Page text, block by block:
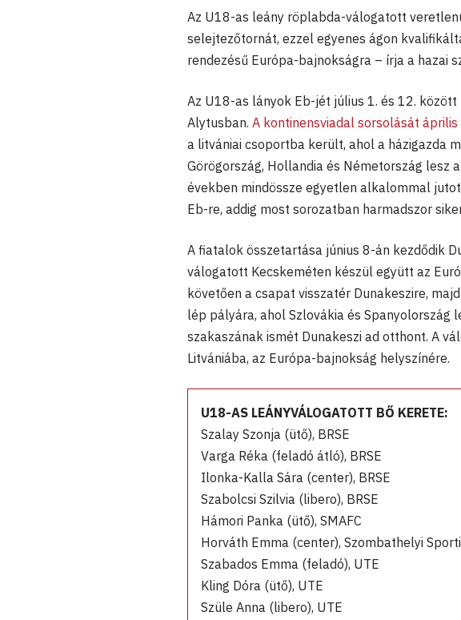
Az U18-as leány röplabda-válogatott
selejtezőtornát, ezzel egyenes ágon
rendezésű Európa-bajnokságra – írja a hazai
Az U18-as lányok Eb-jét július 1. és 12.
Alytusban. A kontinensviadal sorsolását
a litvániai csoportba került, ahol a házigazda
Görögország, Hollandia és Németország lesz
években mindössze egyetlen alkalommal
Eb-re, addig most sorozatban harmadszor
A fiatalok összetartása június 8-án kezdődik
válogatott Kecskeméten készül együtt az
követően a csapat visszatér Dunakeszire,
lép pályára, ahol Szlovákia és
szakaszának ismét Dunakeszi ad otthont. A
Litvániába, az Európa-bajnokság helyszínére.
U18-AS LEÁNYVÁLOGATOTT BŐ KERETE:
Szalay Szonja (ütő), BRSE
Varga Réka (feladó átló), BRSE
Ilonka-Kalla Sára (center), BRSE
Szabolcsi Szilvia (libero), BRSE
Hámori Panka (ütő), SMAFC
Horváth Emma (center), Szombathelyi
Szabados Emma (feladó), UTE
Kling Dóra (ütő), UTE
Szüle Anna (libero), UTE